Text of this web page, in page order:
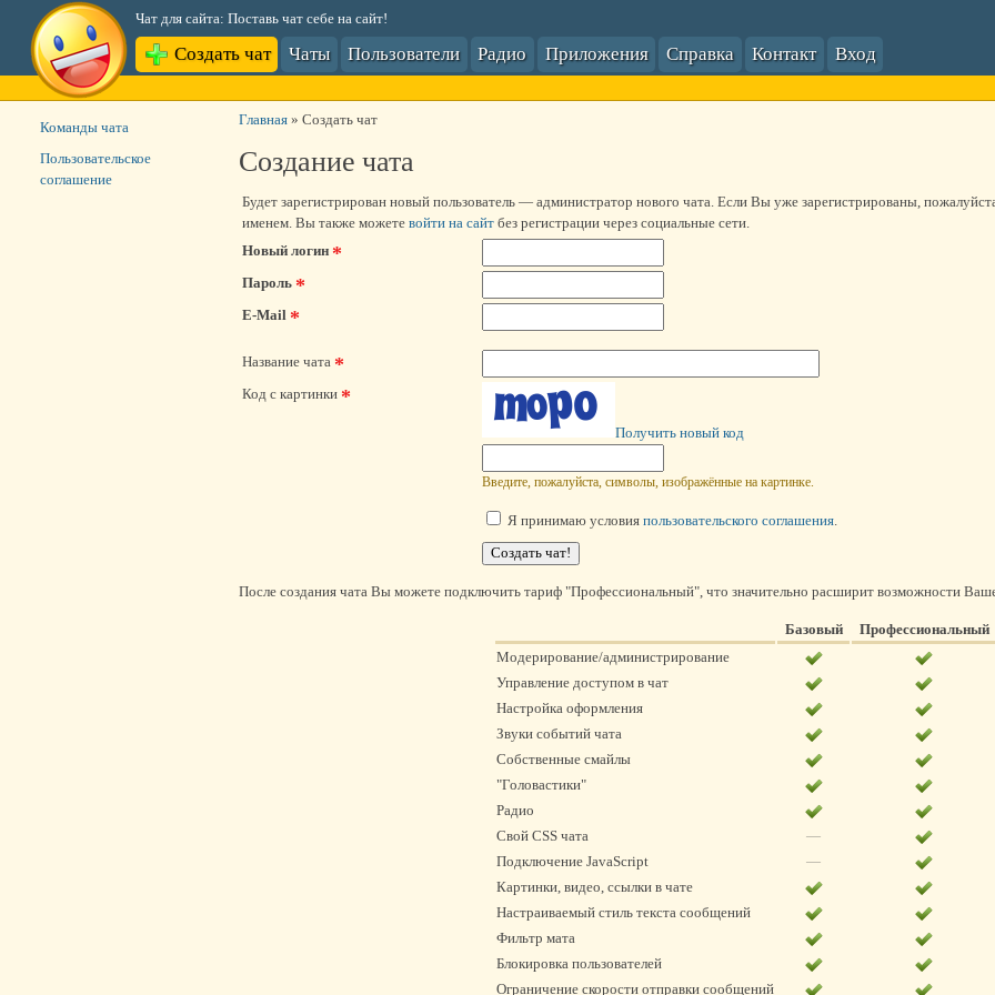
Чат для сайта: Поставь чат себе на сайт!
Создать чат Чаты Пользователи Радио Приложения Справка Контакт Вход
Главная» Создать чат
Создание чата
Будет зарегистрирован новый пользователь — администратор нового чата. Если Вы уже зарегистрированы,
именем. Вы также можете войти на сайтбез регистрации через социальные сети.
Новый логин *
Пароль *
E-Mail *
Название чата *
Код с картинки *
Получить новый код
Введите, пожалуйста, символы, изображённые на картинке.
Я принимаю условия пользовательского соглашения.
После создания чата Вы можете подключить тариф "Профессиональный", что значительно расширит возможности
Базовый
Профессиональный
Модерирование/администрирование
Управление доступом в чат
Настройка оформления
Звуки событий чата
Собственные смайлы
"Головастики"
Радио
Свой CSS чата
—
Подключение JavaScript
—
Картинки, видео, ссылки в чате
Настраиваемый стиль текста сообщений
Фильтр мата
Блокировка пользователей
Ограничение скорости отправки сообщений
Команды чата
Пользовательское
соглашение